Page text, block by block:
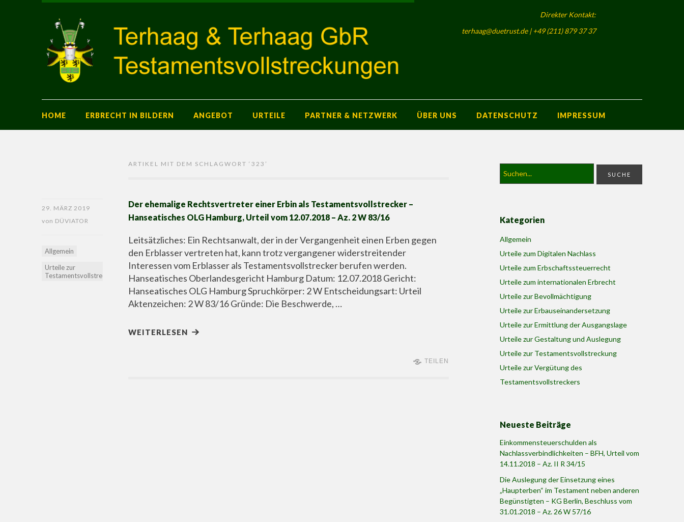
Direkter Kontakt:
terhaag@duetrust.de | +49 (211) 879 37 37
HOME ERBRECHT IN BILDERN ANGEBOT URTEILE PARTNER & NETZWERK ÜBER UNS DATENSCHUTZ IMPRESSUM
ARTIKEL MIT DEM SCHLAGWORT ‘ 323 ’
29. MÄRZ 2019
von DÜVIATOR
Allgemein
Urteile zur
Testamentsvollstreckung
Der ehemalige Rechtsvertreter einer Erbin als Testamentsvollstrecker –
Hanseatisches OLG Hamburg, Urteil vom 12.07.2018 – Az. 2 W 83/16
Leitsätzliches: Ein Rechtsanwalt, der in der Vergangenheit einen Erben gegen
den Erblasser vertreten hat, kann trotz vergangener widerstreitender
Interessen vom Erblasser als Testamentsvollstrecker berufen werden.
Hanseatisches Oberlandesgericht Hamburg Datum: 12.07.2018 Gericht:
Hanseatisches OLG Hamburg Spruchkörper: 2 W Entscheidungsart: Urteil
Aktenzeichen: 2 W 83/16 Gründe: Die Beschwerde, …
WEITERLESEN
TEILEN
Kategorien
Allgemein
Urteile zum Digitalen Nachlass
Urteile zum Erbschaftssteuerrecht
Urteile zum internationalen Erbrecht
Urteile zur Bevollmächtigung
Urteile zur Erbauseinandersetzung
Urteile zur Ermittlung der Ausgangslage
Urteile zur Gestaltung und Auslegung
Urteile zur Testamentsvollstreckung
Urteile zur Vergütung des
Testamentsvollstreckers
Neueste Beiträge
Einkommensteuerschulden als
Nachlassverbindlichkeiten – BFH, Urteil vom
14.11.2018 – Az. II R 34/15
Die Auslegung der Einsetzung eines
„Haupterben“ im Testament neben anderen
Begünstigten – KG Berlin, Beschluss vom
31.01.2018 – Az. 26 W 57/16